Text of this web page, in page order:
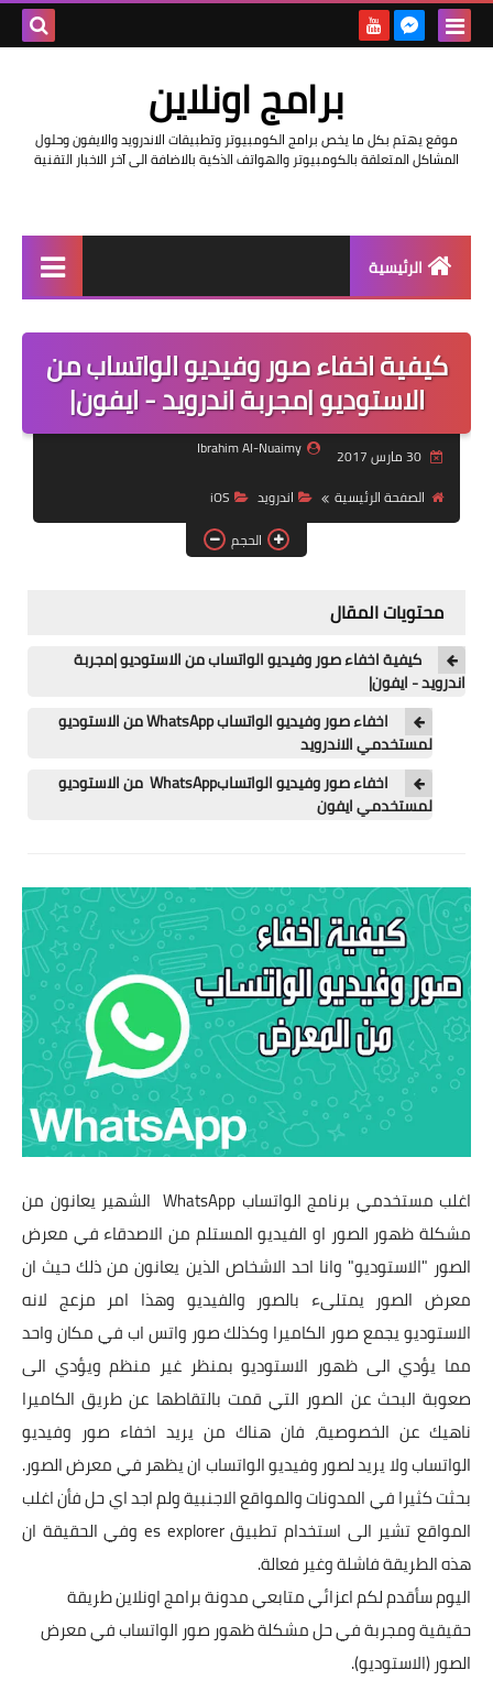
برامج اونلاين
موقع يهتم بكل ما يخص برامج الكومبيوتر وتطبيقات الاندرويد والايفون وحلول
المشاكل المتعلقة بالكومبيوتر والهواتف الذكية بالاضافة الى آخر الاخبار التقنية
الرئيسية
مراجعات
حماية
اندرويد
آيفون
ويندوز
فيسبوك
مقالات
العاب
تطبيقات
العملات الرقمية
كيفية اخفاء صور وفيديو الواتساب من
الاستوديو |مجربة اندرويد - ايفون|
30 مارس 2017
Ibrahim Al-Nuaimy
الصفحة الرئيسية
اندرويد
iOS
الحجم
محتويات المقال
كيفية اخفاء صور وفيديو الواتساب من الاستوديو |مجربة
اندرويد - ايفون|
اخفاء صور وفيديو الواتساب WhatsApp من الاستوديو
لمستخدمي الاندرويد
اخفاء صور وفيديو الواتسابWhatsApp من الاستوديو
لمستخدمي ايفون
اغلب مستخدمي برنامج الواتساب WhatsApp الشهير يعانون من
مشكلة ظهور الصور او الفيديو المستلم من الاصدقاء في معرض
الصور "الاستوديو" وانا احد الاشخاص الذين يعانون من ذلك حيث ان
معرض الصور يمتلىء بالصور والفيديو وهذا امر مزعج لانه
الاستوديو يجمع صور الكاميرا وكذلك صور واتس اب في مكان واحد
مما يؤدي الى ظهور الاستوديو بمنظر غير منظم ويؤدي الى
صعوبة البحث عن الصور التي قمت بالتقاطها عن طريق الكاميرا
ناهيك عن الخصوصية، فان هناك من يريد اخفاء صور وفيديو
الواتساب ولا يريد لصور وفيديو الواتساب ان يظهر في معرض الصور.
بحثت كثيرا في المدونات والمواقع الاجنبية ولم اجد اي حل فأن اغلب
المواقع تشير الى استخدام تطبيق es explorer وفي الحقيقة ان
هذه الطريقة فاشلة وغير فعالة.
اليوم سأقدم لكم اعزائي متابعي مدونة برامج اونلاين طريقة
حقيقية ومجربة في حل مشكلة ظهور صور الواتساب في معرض
الصور (الاستوديو).